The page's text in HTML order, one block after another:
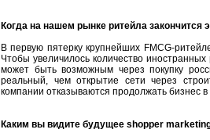
Когда на нашем рынке ритейла закончится
В первую пятерку крупнейших FMCG-
Чтобы увеличилось количество
может быть возможным через покупку
реальный, чем открытие сети через
компании отказываются продолжать бизнес
Каким вы видите будущее shopper